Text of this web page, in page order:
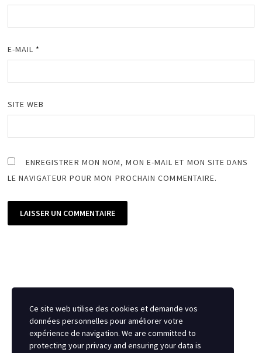
E-MAIL *
SITE WEB
ENREGISTRER MON NOM, MON E-MAIL ET MON SITE DANS
LE NAVIGATEUR POUR MON PROCHAIN COMMENTAIRE.
Ce site web utilise des cookies et demande vos
données personnelles pour améliorer votre
expérience de navigation. We are committed to
protecting your privacy and ensuring your data is